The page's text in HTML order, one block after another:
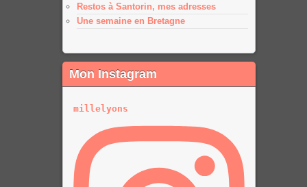
Restos à Santorin, mes adresses
Une semaine en Bretagne
Mon Instagram
millelyons